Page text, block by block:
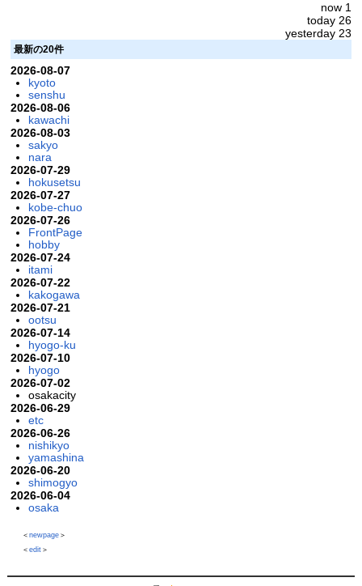
now 1
today 26
yesterday 23
最新の20件
2026-08-07
kyoto
senshu
2026-08-06
kawachi
2026-08-03
sakyo
nara
2026-07-29
hokusetsu
2026-07-27
kobe-chuo
2026-07-26
FrontPage
hobby
2026-07-24
itami
2026-07-22
kakogawa
2026-07-21
ootsu
2026-07-14
hyogo-ku
2026-07-10
hyogo
2026-07-02
osakacity
2026-06-29
etc
2026-06-26
nishikyo
yamashina
2026-06-20
shimogyo
2026-06-04
osaka
＜ newpage＞
＜ edit＞